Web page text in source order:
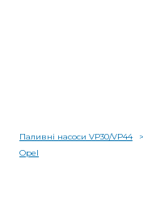
Паливні насоси VP30/VP44
Opel